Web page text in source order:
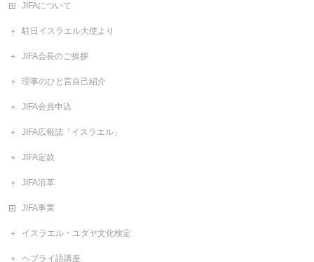
JIFAについて
駐日イスラエル大使より
JIFA会長のご挨拶
理事のひと言自己紹介
JIFA会員申込
JIFA広報誌「イスラエル」
JIFA定款
JIFA沿革
JIFA事業
イスラエル・ユダヤ文化検定
ヘブライ語講座